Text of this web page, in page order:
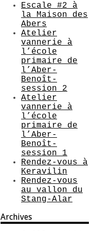
Escale #2 à
la Maison des
Abers
Atelier
vannerie à
l’école
primaire de
l’Aber-
Benoît-
session 2
Atelier
vannerie à
l’école
primaire de
l’Aber-
Benoît-
session 1
Rendez-vous à
Keravilin
Rendez-vous
au vallon du
Stang-Alar
Archives